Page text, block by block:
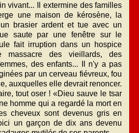
vivant... Il extermine des familles
une maison de kérosène, la
brasier ardent et tue avec un
saute par une fenêtre sur le
fait irruption dans un hospice
massacre des vieillards, des
des enfants... Il n'y a pas
par un cerveau fiévreux, fou
auxquelles elle devrait renoncer.
tout oser ! «Dieu sauve le tsar
homme qui a regardé la mort en
cheveux sont devenus gris en
un garçon de dix ans devenu